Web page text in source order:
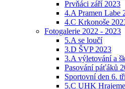
Prvňáci září 2023
4.A Pramen Labe
4.C Krkonoše
Fotogalerie 2022 - 2023
5.A se loučí
3.D ŠVP 2023
3.A výletování a
Pasování páťáků
Sportovní den 6.
5.C UHK